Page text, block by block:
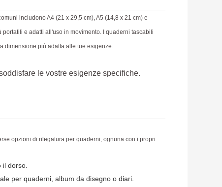
includono A4 (21 x 29,5 cm), A5 (14,8 x 21 cm) e
e adatti all'uso in movimento. I quaderni tascabili
dimensione più adatta alle tue esigenze.
le vostre esigenze specifiche.
opzioni di rilegatura per quaderni, ognuna con i propri
dorso.
per quaderni, album da disegno o diari.